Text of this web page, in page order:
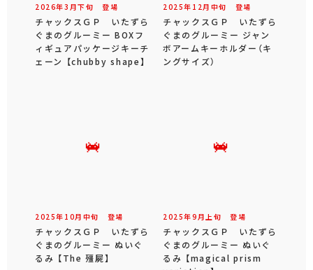
2026年3 月下旬 登場
チャックスＧＰ いたずら
ぐまのグルーミー BOXフ
ィギュアパッケージキーチ
ェーン 【chubby shape】
2025年 12 月 中旬 登場
チャックスＧＰ いたずら
ぐまのグルーミー ジャン
ボアームキーホルダー（キ
ングサイズ）
2025年 10月 中旬 登場
チャックスＧＰ いたずら
ぐまのグルーミー ぬいぐ
るみ 【The 殭屍】
2025年9 月 上旬 登場
チャックスＧＰ いたずら
ぐまのグルーミー ぬいぐ
るみ 【magical prism